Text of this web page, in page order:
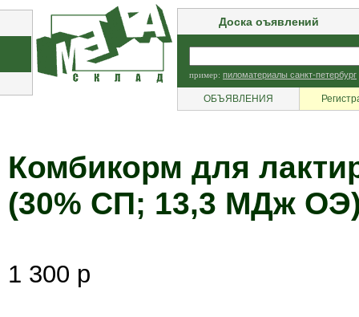
Доска оъявлений
пример: пиломатериалы санкт-петербург
ОБЪЯВЛЕНИЯ
Комбикорм для
(30% СП; 13,3 МДж
1 300 р